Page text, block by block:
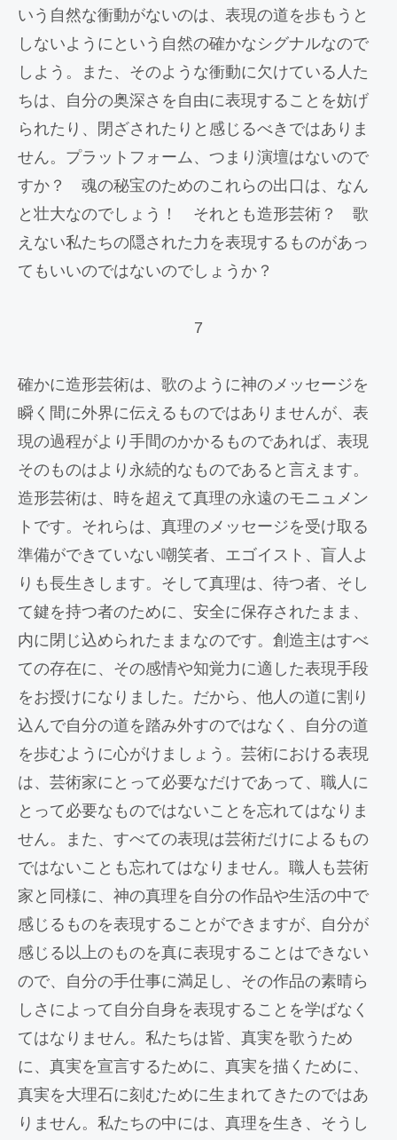
いう自然な衝動がないのは、表現の道を歩もうと
しないようにという自然の確かなシグナルなので
しよう。また、そのような衝動に欠けている人た
ちは、自分の奥深さを自由に表現することを妨げ
られたり、閉ざされたりと感じるべきではありま
せん。プラットフォーム、つまり演壇はないので
すか？ 魂の秘宝のためのこれらの出口は、なん
と壮大なのでしょう！ それとも造形芸術？ 歌
えない私たちの隠された力を表現するものがあっ
てもいいのではないのでしょうか？
7
確かに造形芸術は、歌のように神のメッセージを
瞬く間に外界に伝えるものではありませんが、表
現の過程がより手間のかかるものであれば、表現
そのものはより永続的なものであると言えます。
造形芸術は、時を超えて真理の永遠のモニュメン
トです。それらは、真理のメッセージを受け取る
準備ができていない嘲笑者、エゴイスト、盲人よ
りも長生きします。そして真理は、待つ者、そし
て鍵を持つ者のために、安全に保存されたまま、
内に閉じ込められたままなのです。創造主はすべ
ての存在に、その感情や知覚力に適した表現手段
をお授けになりました。だから、他人の道に割り
込んで自分の道を踏み外すのではなく、自分の道
を歩むように心がけましょう。芸術における表現
は、芸術家にとって必要なだけであって、職人に
とって必要なものではないことを忘れてはなりま
せん。また、すべての表現は芸術だけによるもの
ではないことも忘れてはなりません。職人も芸術
家と同様に、神の真理を自分の作品や生活の中で
感じるものを表現することができますが、自分が
感じる以上のものを真に表現することはできない
ので、自分の手仕事に満足し、その作品の素晴ら
しさによって自分自身を表現することを学ばなく
てはなりません。私たちは皆、真実を歌うため
に、真実を宣言するために、真実を描くために、
真実を大理石に刻むために生まれてきたのではあ
りません。私たちの中には、真理を生き、そうし